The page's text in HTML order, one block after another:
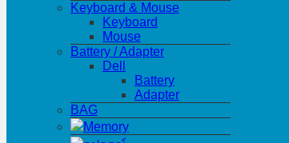
Keyboard & Mouse
Keyboard
Mouse
Battery / Adapter
Dell
Battery
Adapter
BAG
Memory